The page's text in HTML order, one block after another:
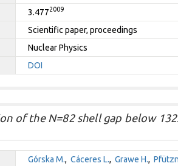
3.4772009
Scientific paper, proceedings
Nuclear Physics
DOI
of the N=82 shell gap below
Górska M., Cáceres L., Grawe H.,